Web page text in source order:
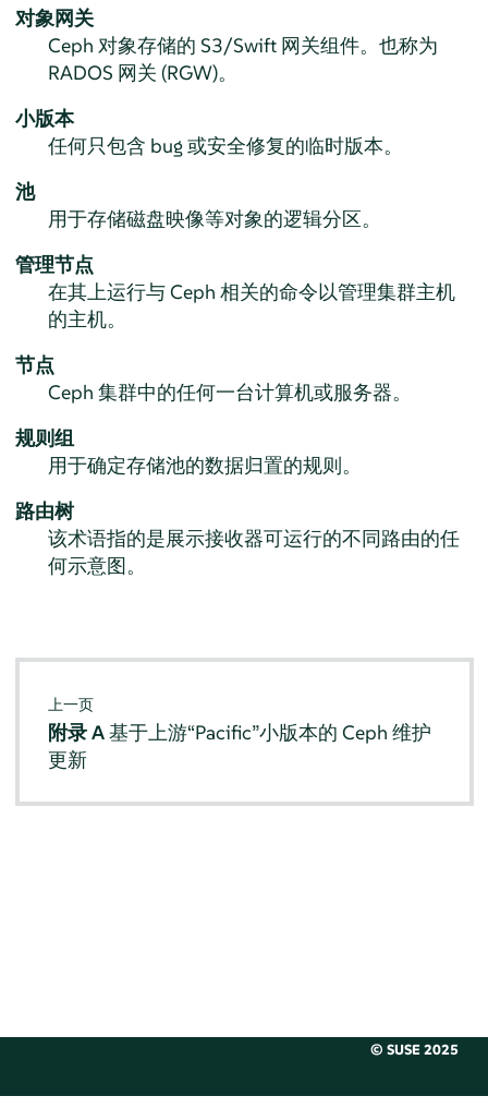
对象网关
Ceph 对象存储的 S3/Swift 网关组件。也称为
RADOS 网关 (RGW)。
小版本
任何只包含 bug 或安全修复的临时版本。
池
用于存储磁盘映像等对象的逻辑分区。
管理节点
在其上运行与 Ceph 相关的命令以管理集群主机
的主机。
节点
Ceph 集群中的任何一台计算机或服务器。
规则组
用于确定存储池的数据归置的规则。
路由树
该术语指的是展示接收器可运行的不同路由的任
何示意图。
上一页
附录 A基于上游“Pacific”小版本的 Ceph 维护
更新
© SUSE 2025